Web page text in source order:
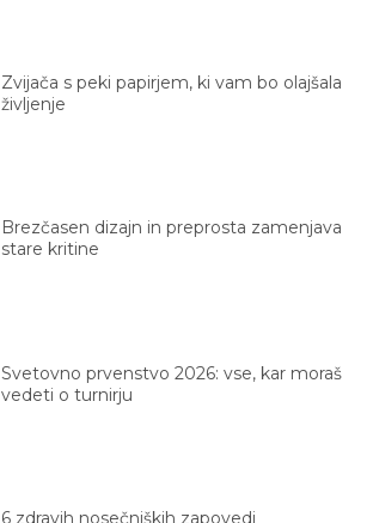
Zvijača s peki papirjem, ki vam bo olajšala
življenje
Brezčasen dizajn in preprosta zamenjava
stare kritine
Svetovno prvenstvo 2026: vse, kar moraš
vedeti o turnirju
6 zdravih nosečniških zapovedi